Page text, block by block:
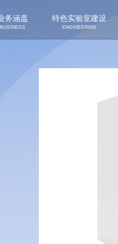
务涵盖
BUSINESS
特色实验室建设
ENGINEERING